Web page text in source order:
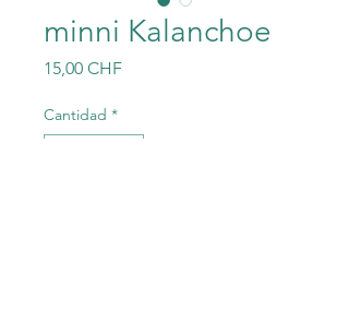
minni Kalanchoe
15,00 CHFPrecio
Cantidad *